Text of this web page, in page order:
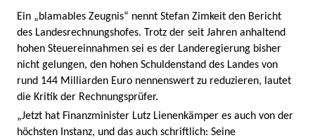
Ein „blamables Zeugnis“ nennt Stefan Zimkeit den Bericht
des Landesrechnungshofes. Trotz der seit Jahren anhaltend
hohen Steuereinnahmen sei es der Landeregierung bisher
nicht gelungen, den hohen Schuldenstand des Landes von
rund 144 Milliarden Euro nennenswert zu reduzieren, lautet
die Kritik der Rechnungsprüfer.
„Jetzt hat Finanzminister Lutz Lienenkämper es auch von der
höchsten Instanz, und das auch schriftlich: Seine